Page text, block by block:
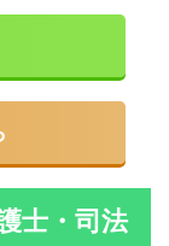
士・司法